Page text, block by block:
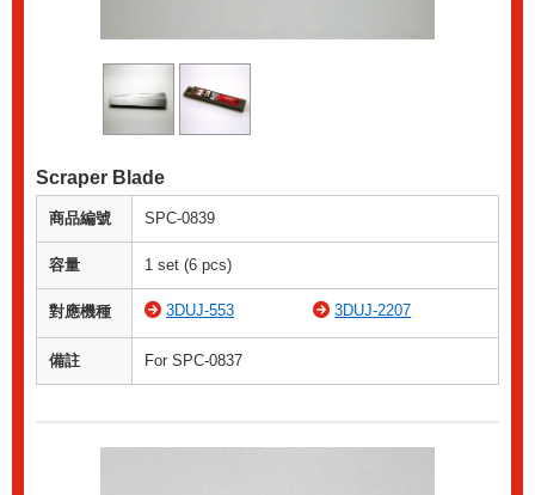
Scraper Blade
商品編號 SPC-0839
容量 1 set (6 pcs)
對應機種 3DUJ-553 3DUJ-2207
備註 For SPC-0837